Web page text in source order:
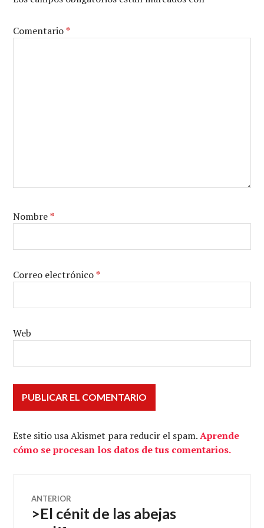
Comentario*
Nombre*
Correo electrónico*
Web
Este sitio usa Akismet para reducir el spam.Aprende
cómo se procesan los datos de tus comentarios.
Navegación
ANTERIOR
Entrada
anterior:
>El cénit de las abejas